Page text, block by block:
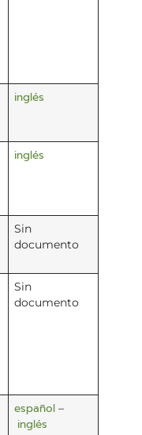
inglés
inglés
Sin
documento
Sin
documento
español–
inglés